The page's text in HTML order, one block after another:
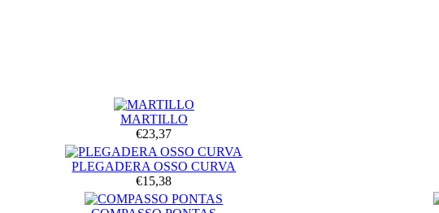
MARTILLO
€23,37
PLEGADERA OSSO CURVA
€15,38